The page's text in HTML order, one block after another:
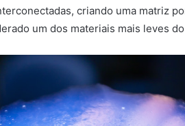
criando uma matriz
um dos materiais mais leves